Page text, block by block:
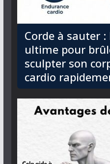
Corde à sauter
ultime pour
sculpter son
cardio